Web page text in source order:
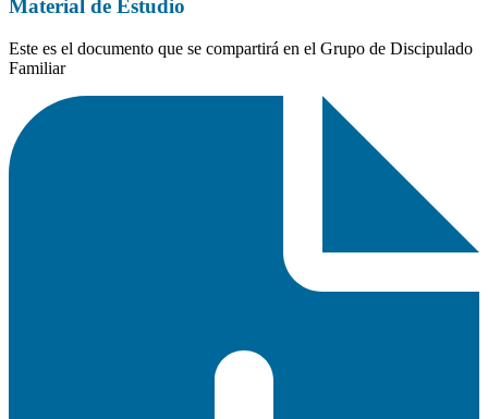
Material de Estudio
Este es el documento que se compartirá en el Grupo de Discipulado
Familiar